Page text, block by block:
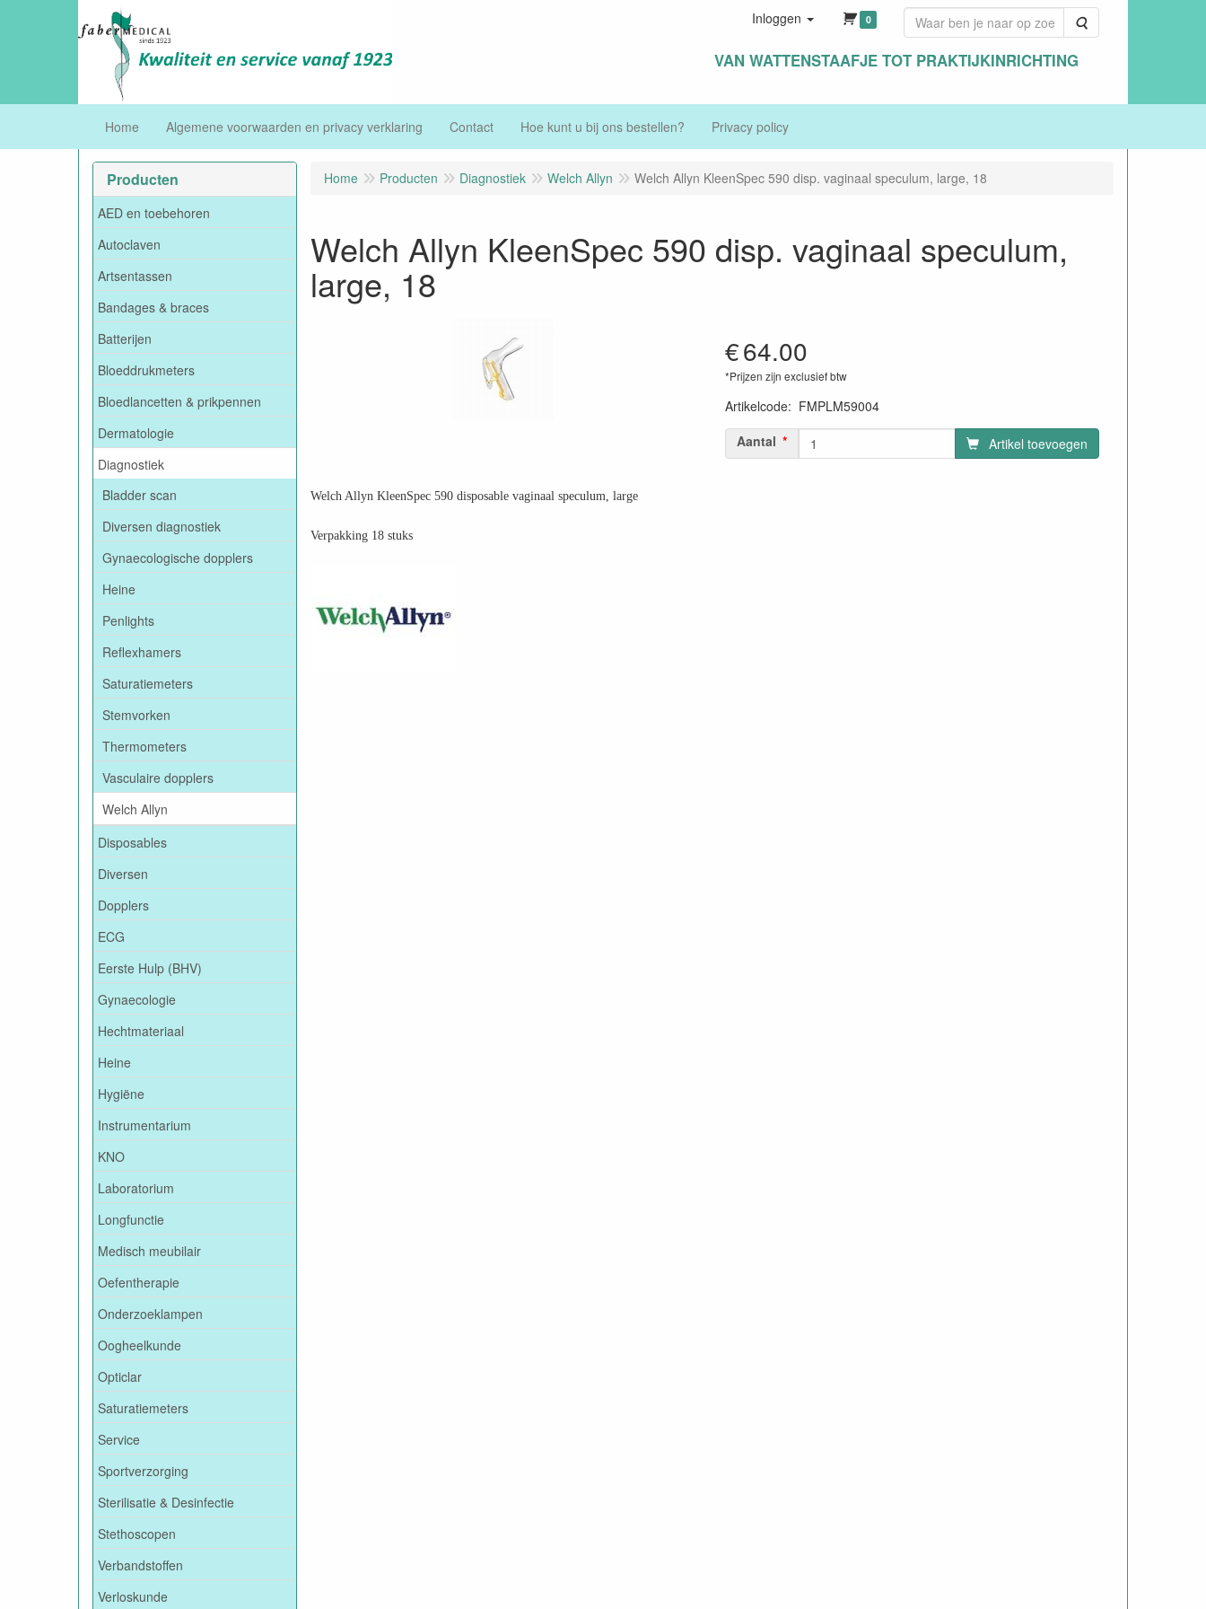
VAN WATTENSTAAFJE TOT PRAKTIJKINRICHTING
Inloggen 0 Zoeken
Home Algemene voorwaarden en privacy verklaring Contact Hoe kunt u bij ons bestellen? Privacy policy
Producten
AED en toebehoren
Autoclaven
Artsentassen
Bandages & braces
Batterijen
Bloeddrukmeters
Bloedlancetten & prikpennen
Dermatologie
Diagnostiek
Bladder scan
Diversen diagnostiek
Gynaecologische dopplers
Heine
Penlights
Reflexhamers
Saturatiemeters
Stemvorken
Thermometers
Vasculaire dopplers
Welch Allyn
Disposables
Diversen
Dopplers
ECG
Eerste Hulp (BHV)
Gynaecologie
Hechtmateriaal
Heine
Hygiëne
Instrumentarium
KNO
Laboratorium
Longfunctie
Medisch meubilair
Oefentherapie
Onderzoeklampen
Oogheelkunde
Opticlar
Saturatiemeters
Service
Sportverzorging
Sterilisatie & Desinfectie
Stethoscopen
Verbandstoffen
Verloskunde
Home Producten Diagnostiek Welch Allyn Welch Allyn KleenSpec 590 disp. vaginaal speculum, large, 18
Welch Allyn KleenSpec 590 disp. vaginaal speculum,
large, 18
€64.00
*Prijzen zijn exclusief btw
Artikelcode: FMPLM59004
Aantal
Artikel toevoegen
Welch Allyn KleenSpec 590 disposable vaginaal speculum, large
Verpakking 18 stuks